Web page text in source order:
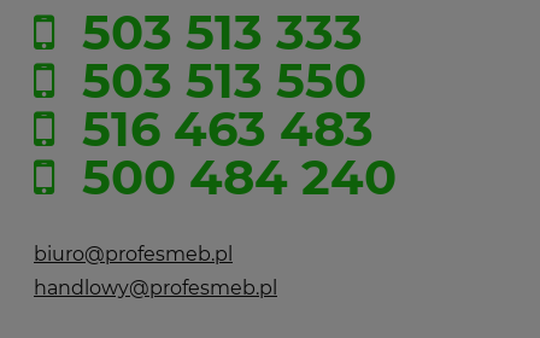
503 513 333
503 513 550
516 463 483
500 484 240
biuro@profesmeb.pl
handlowy@profesmeb.pl